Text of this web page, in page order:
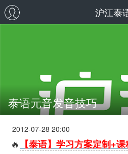
沪江泰
泰语元音发音技巧
2012-07-28 20:00
🔥 【泰语】学习方案定制+